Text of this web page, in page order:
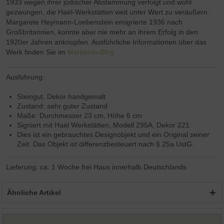
1933 wegen ihrer jüdischer Abstammung verfolgt und wohl
gezwungen, die Haël-Werkstätten weit unter Wert zu veräußern.
Margarete Heymann-Loebenstein emigrierte 1936 nach
Großbritannien, konnte aber nie mehr an ihrem Erfolg in den
1920er Jahren anknüpfen. Ausführliche Informationen über das
Werk finden Sie im Markanto-Blog.
Ausführung:
Steingut, Dekor handgemalt
Zustand: sehr guter Zustand
Maße: Durchmesser 23 cm, Höhe 6 cm
Signiert mit Haël Werkstätten, Modell 295A, Dekor 221
Dies ist ein gebrauchtes Designobjekt und ein Original seiner
Zeit. Das Objekt ist differenzbesteuert nach § 25a UstG.
Lieferung: ca. 1 Woche frei Haus innerhalb Deutschlands
Ähnliche Artikel